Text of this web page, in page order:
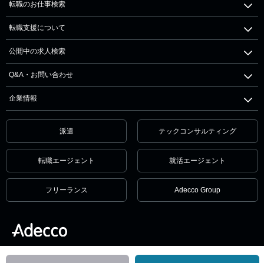
転職のお仕事検索
転職支援について
公開中の求人検索
Q&A・お問い合わせ
企業情報
派遣 テックコンサルティング
転職エージェント 就活エージェント
フリーランス Adecco Group